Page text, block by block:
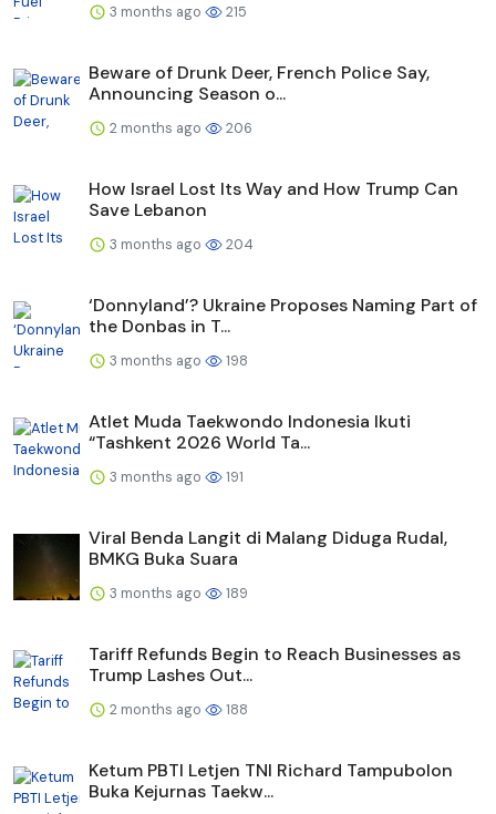
3 months ago 215
Beware of Drunk Deer, French Police Say,
Announcing Season o...
2 months ago 206
How Israel Lost Its Way and How Trump Can
Save Lebanon
3 months ago 204
‘Donnyland’? Ukraine Proposes Naming Part of
the Donbas in T...
3 months ago 198
Atlet Muda Taekwondo Indonesia Ikuti
“Tashkent 2026 World Ta...
3 months ago 191
Viral Benda Langit di Malang Diduga Rudal,
BMKG Buka Suara
3 months ago 189
Tariff Refunds Begin to Reach Businesses as
Trump Lashes Out...
2 months ago 188
Ketum PBTI Letjen TNI Richard Tampubolon
Buka Kejurnas Taekw...